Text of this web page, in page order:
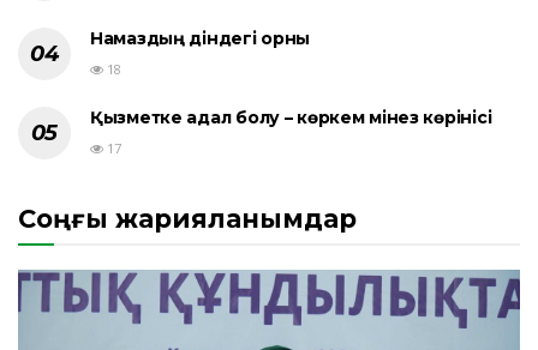
Намаздың діндегі орны
18
Қызметке адал болу – көркем мінез көрінісі
17
Соңғы жарияланымдар